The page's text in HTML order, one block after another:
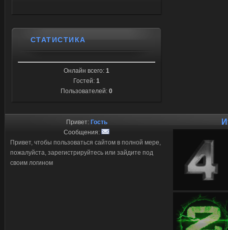
СТАТИСТИКА
Онлайн всего: 1
Гостей: 1
Пользователей: 0
Привет: Гость
Сообщения:
Привет, чтобы пользоваться сайтом в полной мере,
пожалуйста, зарегистрируйтесь или зайдите под
своим логином